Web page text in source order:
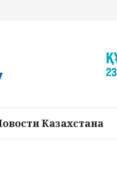
Казахстана